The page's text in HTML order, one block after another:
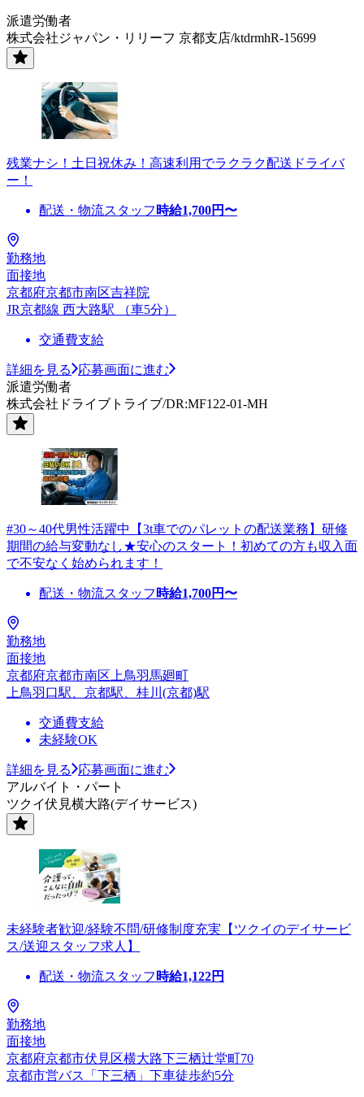
派遣労働者
株式会社ジャパン・リリーフ 京都支店/ktdrmhR-15699
残業ナシ！土日祝休み！高速利用でラクラク配送ドライバ
ー！
配送・物流スタッフ 時給1,700円〜
勤務地
面接地
京都府京都市南区吉祥院
JR京都線 西大路駅 （車5分）
交通費支給
詳細を見る
応募画面に進む
派遣労働者
株式会社ドライブトライブ/DR:MF122-01-MH
#30～40代男性活躍中【3t車でのパレットの配送業務】研修
期間の給与変動なし★安心のスタート！初めての方も収入面
で不安なく始められます！
配送・物流スタッフ 時給1,700円〜
勤務地
面接地
京都府京都市南区上鳥羽馬廻町
上鳥羽口駅、京都駅、桂川(京都)駅
交通費支給
未経験OK
詳細を見る
応募画面に進む
アルバイト・パート
ツクイ伏見横大路(デイサービス)
未経験者歓迎/経験不問/研修制度充実【ツクイのデイサービ
ス/送迎スタッフ求人】
配送・物流スタッフ 時給1,122円
勤務地
面接地
京都府京都市伏見区横大路下三栖辻堂町70
京都市営バス「下三栖」下車徒歩約5分